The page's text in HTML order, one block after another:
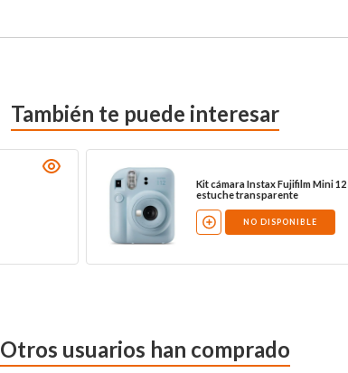
También te puede interesar
Kit cámara Instax Fujifilm Mini 12 azul +
estuche transparente
NO DISPONIBLE
Otros usuarios han comprado